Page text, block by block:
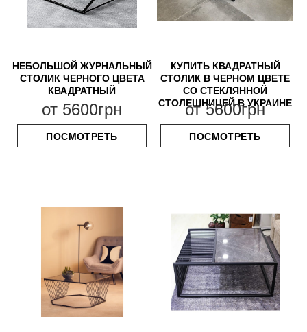
НЕБОЛЬШОЙ ЖУРНАЛЬНЫЙ
СТОЛИК ЧЕРНОГО ЦВЕТА
КВАДРАТНЫЙ
от 5600грн
ПОСМОТРЕТЬ
КУПИТЬ КВАДРАТНЫЙ
СТОЛИК В ЧЕРНОМ ЦВЕТЕ
СО СТЕКЛЯННОЙ
СТОЛЕШНИЦЕЙ В УКРАИНЕ
от5600грн
ПОСМОТРЕТЬ